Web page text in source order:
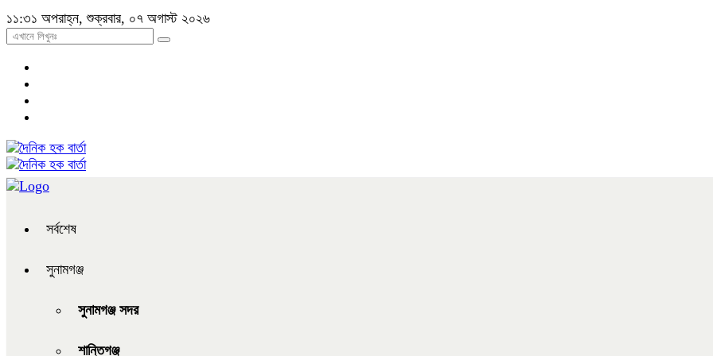
১১:৩১ অপরাহ্ন, শুক্রবার, ০৭ অগাস্ট ২০২৬
সর্বশেষ
সুনামগঞ্জ
সুনামগঞ্জ সদর
শান্তিগঞ্জ